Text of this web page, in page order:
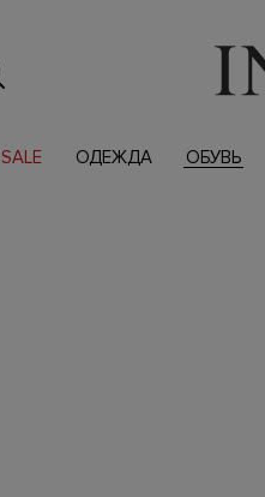
SALE ОДЕЖДА ОБУВЬ